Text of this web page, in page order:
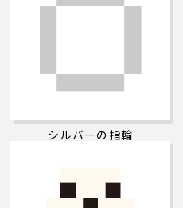
シルバーの指輪